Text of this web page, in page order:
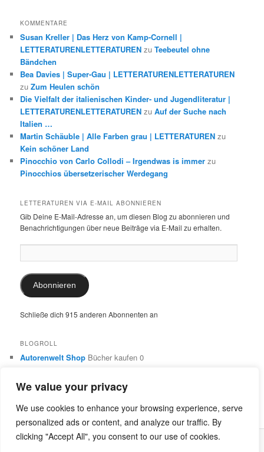
We value your privacy
We use cookies to enhance your browsing experience, serve
personalized ads or content, and analyze our traffic. By
clicking "Accept All", you consent to our use of cookies.
KOMMENTARE
Susan Kreller | Das Herz von Kamp-Cornell |
LETTERATURENLETTERATUREN zuTeebeutel ohne
Bändchen
Bea Davies | Super-Gau | LETTERATURENLETTERATUREN
zuZum Heulen schön
Die Vielfalt der italienischen Kinder- und Jugendliteratur |
LETTERATURENLETTERATUREN zuAuf der Suche nach
Italien …
Martin Schäuble | Alle Farben grau | LETTERATUREN zu
Kein schöner Land
Pinocchio von Carlo Collodi – Irgendwas is immer zu
Pinocchios übersetzerischer Werdegang
LETTERATUREN VIA E-MAIL ABONNIEREN
Gib Deine E-Mail-Adresse an, um diesen Blog zu abonnieren und
Benachrichtigungen über neue Beiträge via E-Mail zu erhalten.
Mail-
Adresse:
Abonnieren
Schließe dich 915 anderen Abonnenten an
BLOGROLL
Autorenwelt Shop Bücher kaufen 0
0
Dr. Ulrike SchimmingÜbersetzungen aus dem Italienischen
und Englischen 0